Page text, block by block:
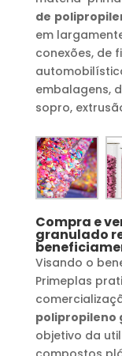
de
em
conexões, de
embalagens,
sopro,
Compra e
granulado
Visando o
Primeplas
polipropileno
objetivo da